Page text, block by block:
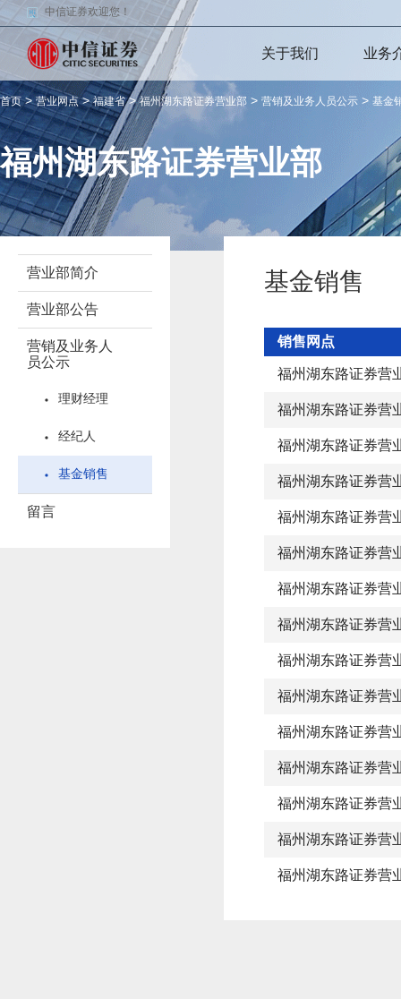
中信证券欢迎您！
关于我们 业务
首页>营业网点>福建省>福州湖东路证券营业部 > 营销及业务人员公示 > 基金
福州湖东路证券营业部
营业部简介
营业部公告
营销及业务人
员公示
理财经理
经纪人
基金销售
留言
基金销售
销售网点
福州湖东路证券营
福州湖东路证券营
福州湖东路证券营
福州湖东路证券营
福州湖东路证券营
福州湖东路证券营
福州湖东路证券营
福州湖东路证券营
福州湖东路证券营
福州湖东路证券营
福州湖东路证券营
福州湖东路证券营
福州湖东路证券营
福州湖东路证券营
福州湖东路证券营